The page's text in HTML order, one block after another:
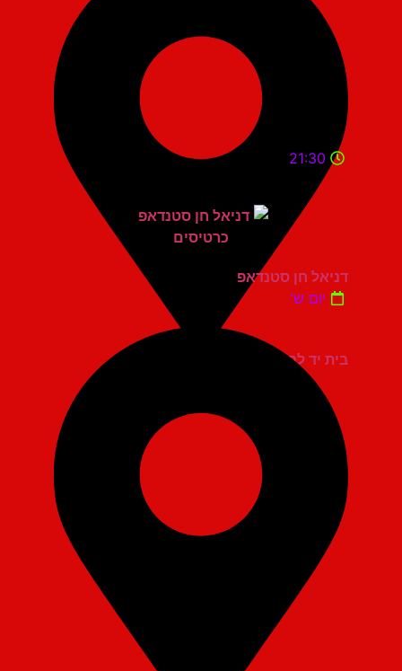
בית יד לבנים אשדוד
21:30
דניאל חן סטנדאפ
יום ש'